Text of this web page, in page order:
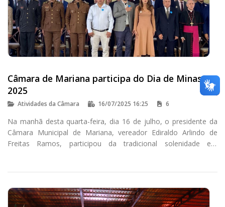
Câmara de Mariana participa do Dia de Minas
2025
Atividades da Câmara 16/07/2025 16:25 6
Na manhã desta quarta-feira, dia 16 de julho, o presidente da
Câmara Municipal de Mariana, vereador Ediraldo Arlindo de
Freitas Ramos, participou da tradicional solenidade em